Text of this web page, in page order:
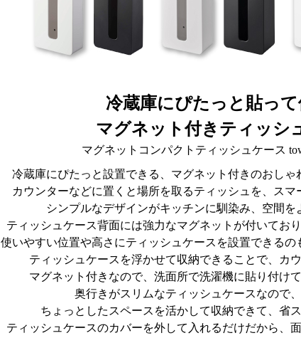
冷蔵庫にぴたっと貼って
マグネット付きティッシ
マグネットコンパクトティッシュケース
冷蔵庫にぴたっと設置できる、マグネット付きのおしゃ
カウンターなどに置くと場所を取るティッシュを、スマ
シンプルなデザインがキッチンに馴染み、空間を
ティッシュケース背面には強力なマグネットが付いてお
使いやすい位置や高さにティッシュケースを設置できるの
ティッシュケースを浮かせて収納できることで、カ
マグネット付きなので、洗面所で洗濯機に貼り付け
奥行きがスリムなティッシュケースなので
ちょっとしたスペースを活かして収納できて、省
ティッシュケースのカバーを外して入れるだけだから、